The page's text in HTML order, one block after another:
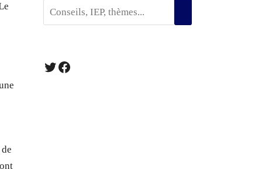
Twitter
Facebook